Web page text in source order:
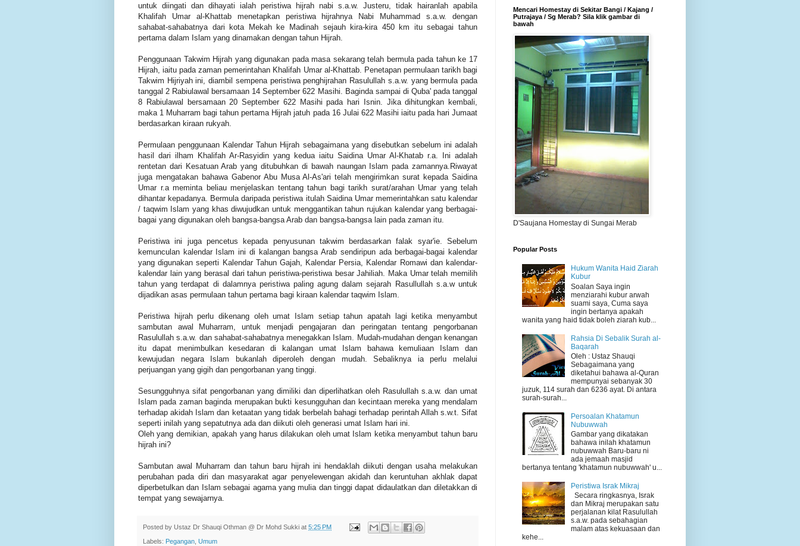
untuk diingati dan dihayati ialah peristiwa hijrah nabi s.a.w. Justeru, tidak hairanlah apabila
Khalifah Umar al-Khattab menetapkan peristiwa hijrahnya Nabi Muhammad s.a.w. dengan
sahabat-sahabatnya dari kota Mekah ke Madinah sejauh kira-kira 450 km itu sebagai tahun
pertama dalam Islam yang dinamakan dengan tahun Hijrah.
Penggunaan Takwim Hijrah yang digunakan pada masa sekarang telah bermula pada tahun ke 17
Hijrah, iaitu pada zaman pemerintahan Khalifah Umar al-Khattab. Penetapan permulaan tarikh bagi
Takwim Hijriyah ini, diambil sempena peristiwa penghijrahan Rasulullah s.a.w. yang bermula pada
tanggal 2 Rabiulawal bersamaan 14 September 622 Masihi. Baginda sampai di Quba' pada tanggal
8 Rabiulawal bersamaan 20 September 622 Masihi pada hari Isnin. Jika dihitungkan kembali,
maka 1 Muharram bagi tahun pertama Hijrah jatuh pada 16 Julai 622 Masihi iaitu pada hari Jumaat
berdasarkan kiraan rukyah.
Permulaan penggunaan Kalendar Tahun Hijrah sebagaimana yang disebutkan sebelum ini adalah
hasil dari ilham Khalifah Ar-Rasyidin yang kedua iaitu Saidina Umar Al-Khatab r.a. Ini adalah
rentetan dari Kesatuan Arab yang ditubuhkan di bawah naungan Islam pada zamannya.Riwayat
juga mengatakan bahawa Gabenor Abu Musa Al-As'ari telah mengirimkan surat kepada Saidina
Umar r.a meminta beliau menjelaskan tentang tahun bagi tarikh surat/arahan Umar yang telah
dihantar kepadanya. Bermula daripada peristiwa itulah Saidina Umar memerintahkan satu kalendar
/ taqwim Islam yang khas diwujudkan untuk menggantikan tahun rujukan kalendar yang berbagai-
bagai yang digunakan oleh bangsa-bangsa Arab dan bangsa-bangsa lain pada zaman itu.
Peristiwa ini juga pencetus kepada penyusunan takwim berdasarkan falak syar'ie. Sebelum
kemunculan kalendar Islam ini di kalangan bangsa Arab sendiripun ada berbagai-bagai kalendar
yang digunakan seperti Kalendar Tahun Gajah, Kalendar Persia, Kalendar Romawi dan kalendar-
kalendar lain yang berasal dari tahun peristiwa-peristiwa besar Jahiliah. Maka Umar telah memilih
tahun yang terdapat di dalamnya peristiwa paling agung dalam sejarah Rasullullah s.a.w untuk
dijadikan asas permulaan tahun pertama bagi kiraan kalendar taqwim Islam.
Peristiwa hijrah perlu dikenang oleh umat Islam setiap tahun apatah lagi ketika menyambut
sambutan awal Muharram, untuk menjadi pengajaran dan peringatan tentang pengorbanan
Rasulullah s.a.w. dan sahabat-sahabatnya menegakkan Islam. Mudah-mudahan dengan kenangan
itu dapat menimbulkan kesedaran di kalangan umat Islam bahawa kemuliaan Islam dan
kewujudan negara Islam bukanlah diperoleh dengan mudah. Sebaliknya ia perlu melalui
perjuangan yang gigih dan pengorbanan yang tinggi.
Sesungguhnya sifat pengorbanan yang dimiliki dan diperlihatkan oleh Rasulullah s.a.w. dan umat
Islam pada zaman baginda merupakan bukti kesungguhan dan kecintaan mereka yang mendalam
terhadap akidah Islam dan ketaatan yang tidak berbelah bahagi terhadap perintah Allah s.w.t. Sifat
seperti inilah yang sepatutnya ada dan diikuti oleh generasi umat Islam hari ini.
Oleh yang demikian, apakah yang harus dilakukan oleh umat Islam ketika menyambut tahun baru
hijrah ini?
Sambutan awal Muharram dan tahun baru hijrah ini hendaklah diikuti dengan usaha melakukan
perubahan pada diri dan masyarakat agar penyelewengan akidah dan keruntuhan akhlak dapat
diperbetulkan dan Islam sebagai agama yang mulia dan tinggi dapat didaulatkan dan diletakkan di
tempat yang sewajarnya.
Posted by Ustaz Dr Shauqi Othman @ Dr Mohd Sukki at 5:25 PM
Labels: Pegangan Umum
Mencari Homestay di Sekitar Bangi / Kajang /
Putrajaya / Sg Merab? Sila klik gambar di
bawah
D'Saujana Homestay di Sungai Merab
Popular Posts
Hukum Wanita Haid Ziarah
Kubur
Soalan Saya ingin
menziarahi kubur arwah
suami saya, Cuma saya
ingin bertanya apakah
wanita yang haid tidak boleh ziarah kub...
Rahsia Di Sebalik Surah al-
Baqarah
Oleh : Ustaz Shauqi
Sebagaimana yang
diketahui bahawa al-Quran
mempunyai sebanyak 30
juzuk, 114 surah dan 6236 ayat. Di antara
surah-surah...
Persoalan Khatamun
Nubuwwah
Gambar yang dikatakan
bahawa inilah khatamun
nubuwwah Baru-baru ni
ada jemaah masjid
bertanya tentang 'khatamun nubuwwah' u...
Peristiwa Israk Mikraj
Secara ringkasnya, Israk
dan Mikraj merupakan satu
perjalanan kilat Rasulullah
s.a.w. pada sebahagian
malam atas kekuasaan dan
kehe...